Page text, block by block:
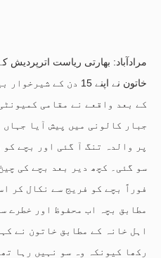
خاتون نے اپنے 15 دن
کے بعد واقعے نے مقامی
جبار کالونی میں پیش آیا
پر والدہ تنگ آ گئی اور بچے
سو گئی۔ کچھ دیر بعد بچے کی
فوراً بچے کو فریج سے نکال کر
مطابق بچہ اب محفوظ اور خطرے
اہل خانہ کے مطابق خاتون نے
رکھا کیونکہ وہ سو نہیں رہا